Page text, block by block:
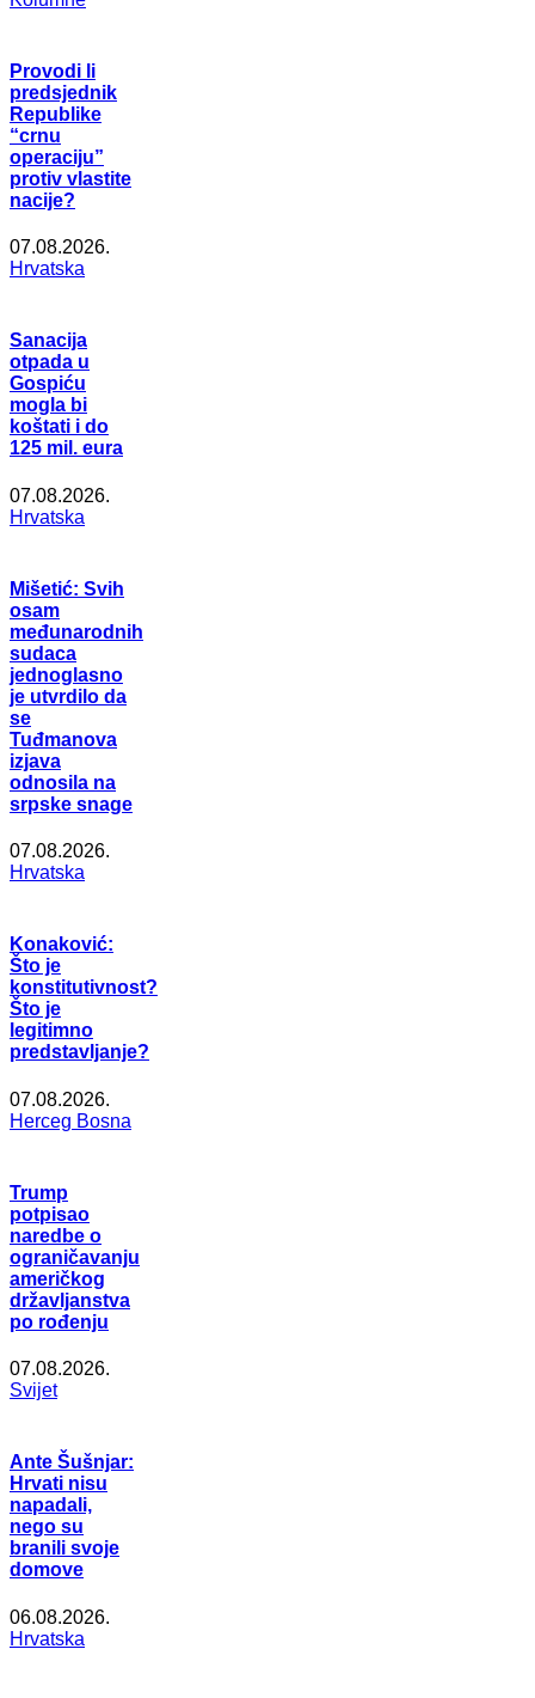
Provodi li
predsjednik
Republike
“crnu
operaciju”
protiv vlastite
nacije?
07.08.2026.
Hrvatska
Sanacija
otpada u
Gospiću
mogla bi
koštati i do
125 mil. eura
07.08.2026.
Hrvatska
Mišetić: Svih
osam
međunarodnih
sudaca
jednoglasno
je utvrdilo da
se
Tuđmanova
izjava
odnosila na
srpske snage
07.08.2026.
Hrvatska
Konaković:
Što je
konstitutivnost?
Što je
legitimno
predstavljanje?
07.08.2026.
Herceg Bosna
Trump
potpisao
naredbe o
ograničavanju
američkog
državljanstva
po rođenju
07.08.2026.
Svijet
Ante Šušnjar:
Hrvati nisu
napadali,
nego su
branili svoje
domove
06.08.2026.
Hrvatska